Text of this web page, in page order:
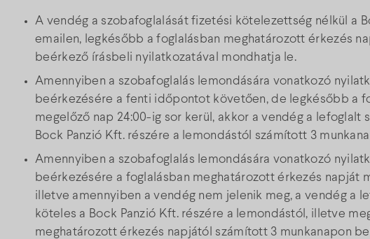
A vendég a szobafoglalását fizetési kötelezettség nélkül a
emailen, legkésőbb a foglalásban meghatározott érkezés
beérkező írásbeli nyilatkozatával mondhatja le.
Amennyiben a szobafoglalás lemondására vonatkozó
beérkezésére a fenti időpontot követően, de legkésőbb a
megelőző nap 24:00-ig sor kerül, akkor a vendég a lefoglalt
Bock Panzió Kft. részére a lemondástól számított 3
Amennyiben a szobafoglalás lemondására vonatkozó
beérkezésére a foglalásban meghatározott érkezés napját
illetve amennyiben a vendég nem jelenik meg, a vendég a
köteles a Bock Panzió Kft. részére a lemondástól, illetve
meghatározott érkezés napjától számított 3 munkanapon